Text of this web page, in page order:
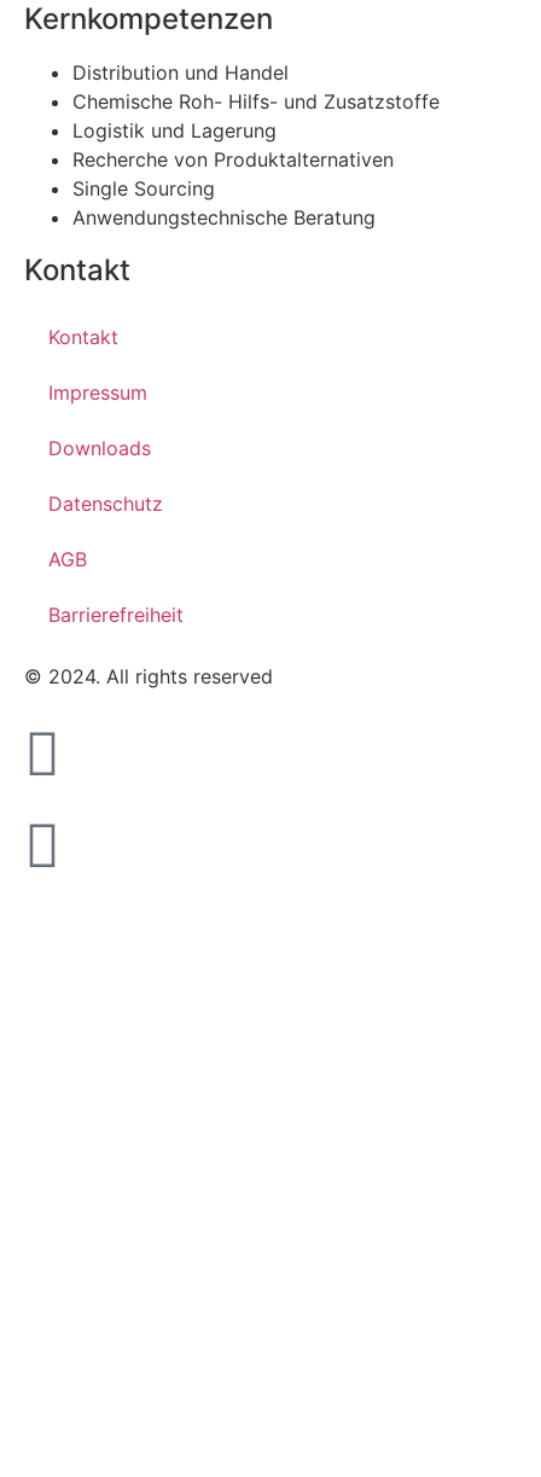
Kernkompetenzen
Distribution und Handel
Chemische Roh- Hilfs- und Zusatzstoffe
Logistik und Lagerung
Recherche von Produktalternativen
Single Sourcing
Anwendungstechnische Beratung
Kontakt
Kontakt
Impressum
Downloads
Datenschutz
AGB
Barrierefreiheit
© 2024. All rights reserved